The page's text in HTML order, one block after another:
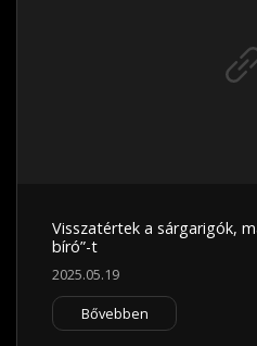
Visszatértek a sárgarigók,
bíró”-t
2025.05.19
Bővebben